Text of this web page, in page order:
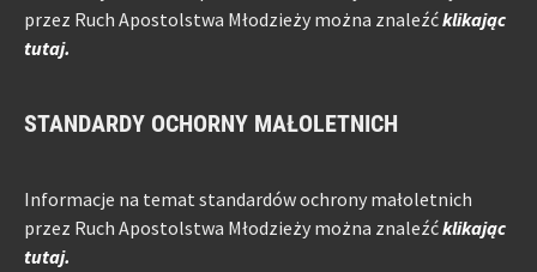
przez Ruch Apostolstwa Młodzieży można znaleźćklikając
tutaj.
STANDARDY OCHORNY MAŁOLETNICH
Informacje na temat standardów ochrony małoletnich
przez Ruch Apostolstwa Młodzieży można znaleźćklikając
tutaj.